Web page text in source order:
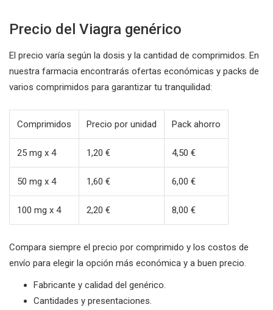
Precio del Viagra genérico
El precio varía según la dosis y la cantidad de comprimidos. En
nuestra farmacia encontrarás ofertas económicas y packs de
varios comprimidos para garantizar tu tranquilidad:
Comprimidos Precio por unidad Pack ahorro
25 mg x 4 1,20 € 4,50 €
50 mg x 4 1,60 € 6,00 €
100 mg x 4 2,20 € 8,00 €
Compara siempre el precio por comprimido y los costos de
envío para elegir la opción más económica y a buen precio.
Fabricante y calidad del genérico.
Cantidades y presentaciones.